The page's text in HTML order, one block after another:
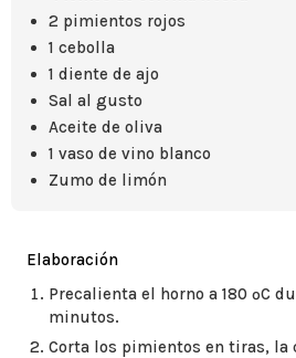
2 pimientos rojos
1 cebolla
1 diente de ajo
Sal al gusto
Aceite de oliva
1 vaso de vino blanco
Zumo de limón
Elaboración
Precalienta el horno a 180 ºC
minutos.
Corta los pimientos en tiras, la